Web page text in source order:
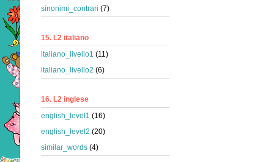
sinonimi_contrari (7)
15. L2 italiano
italiano_livello1 (11)
italiano_livello2 (6)
16. L2 inglese
english_level1 (16)
english_level2 (20)
similar_words (4)